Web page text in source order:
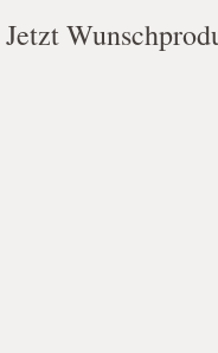
Jetzt